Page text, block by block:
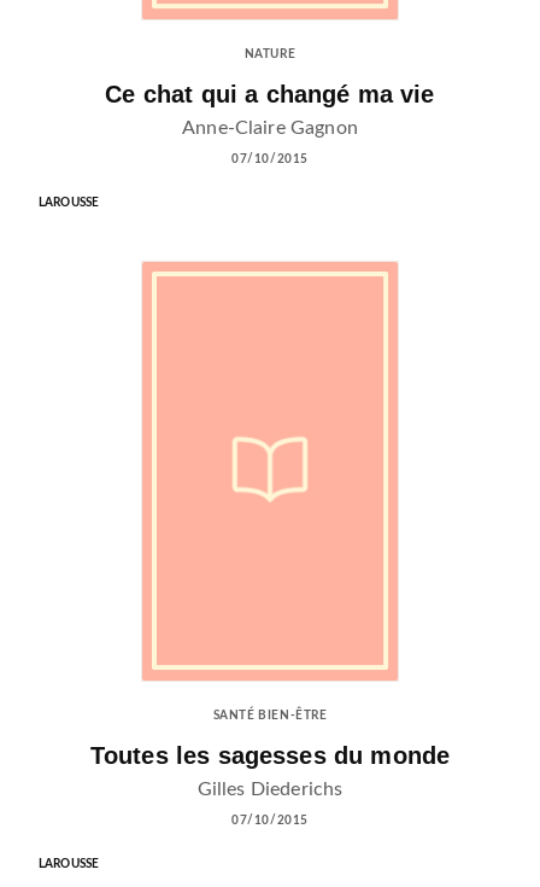
NATURE
Ce chat qui a changé ma vie
Anne-Claire Gagnon
07/10/2015
LAROUSSE
SANTÉ BIEN-ÊTRE
Toutes les sagesses du monde
Gilles Diederichs
07/10/2015
LAROUSSE